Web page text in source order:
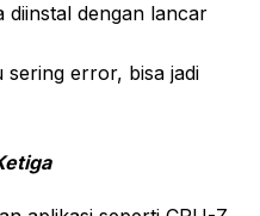
diinstal dengan lancar
sering error, bisa jadi